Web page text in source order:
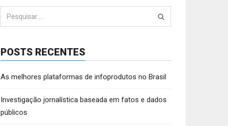
Pesquisar
por:
POSTS RECENTES
As melhores plataformas de infoprodutos no Brasil
Investigação jornalística baseada em fatos e dados
públicos